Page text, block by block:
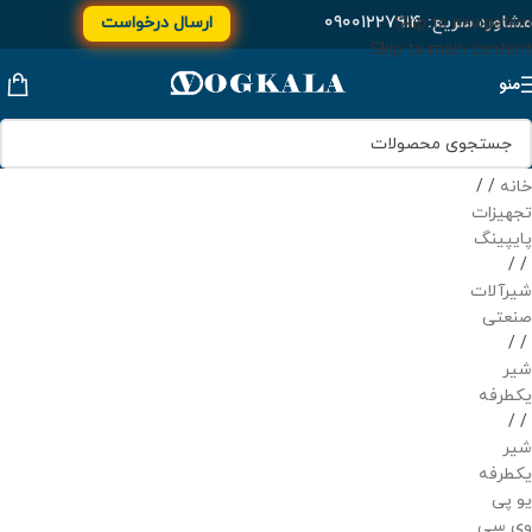
Skip to navigation
Skip to main content
مشاوره سریع:۰۹۰۰۱۲۲۷۹۱۴ ارسال درخواست
منو
خانه /
تجهیزات
پایپینگ
/
شیرآلات
صنعتی
/
شیر
یکطرفه
/
شیر
یکطرفه
یو پی
وی سی